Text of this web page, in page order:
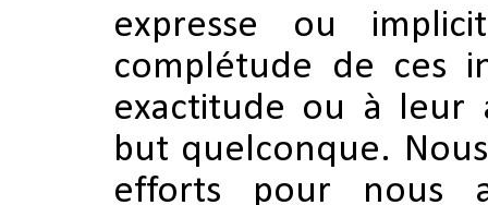
expresse ou
complétude de ces
exactitude ou à leur
but quelconque.
efforts pour nous